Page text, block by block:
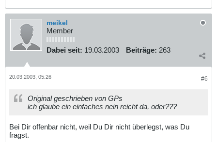
meikel
Member
Dabei seit: 19.03.2003 Beiträge: 263
#6
20.03.2003, 05:26
Original geschrieben von GPs
ich glaube ein einfaches nein reicht da, oder???
Bei Dir offenbar nicht, weil Du Dir nicht überlegst, was Du
fragst.